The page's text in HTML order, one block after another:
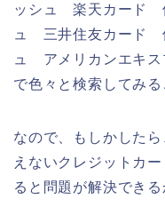
ッシュ 楽天カード
ュ 三井住友カード
ュ アメリカンエキ
で色々と検索してみる
なので、もしかした
えないクレジットカ
ると問題が解決できる